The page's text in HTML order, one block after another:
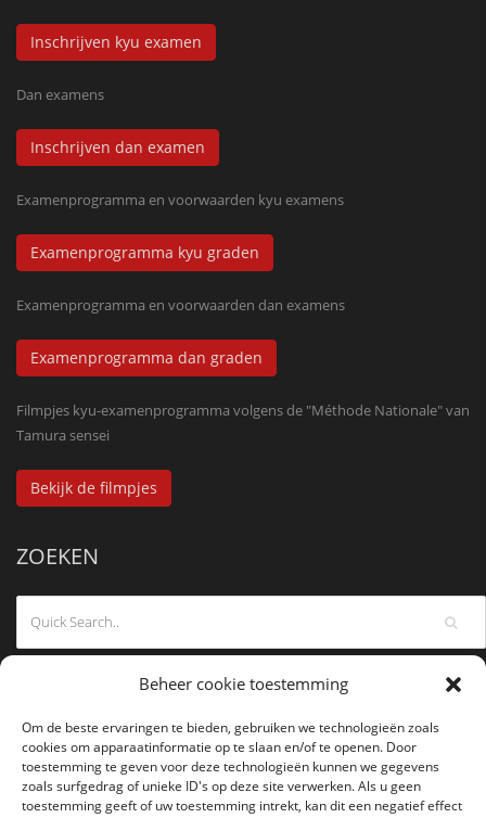
Beheer cookie toestemming
Om de beste ervaringen te bieden, gebruiken we technologieën zoals
cookies om apparaatinformatie op te slaan en/of te openen. Door
toestemming te geven voor deze technologieën kunnen we gegevens
zoals surfgedrag of unieke ID's op deze site verwerken. Als u geen
toestemming geeft of uw toestemming intrekt, kan dit een negatief effect
Inschrijven kyu examen
Dan examens
Inschrijven dan examen
Examenprogramma en voorwaarden kyu examens
Examenprogramma kyu graden
Examenprogramma en voorwaarden dan examens
Examenprogramma dan graden
Filmpjes kyu-examenprogramma volgens de "Méthode Nationale" van
Tamura sensei
Bekijk de filmpjes
ZOEKEN